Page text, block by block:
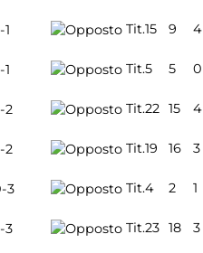
1 Tit.15 9 4
1 Tit.5 5 0
2 Tit.22 15 4
2 Tit.19 16 3
3 Tit.4 2 1
3 Tit.23 18 3